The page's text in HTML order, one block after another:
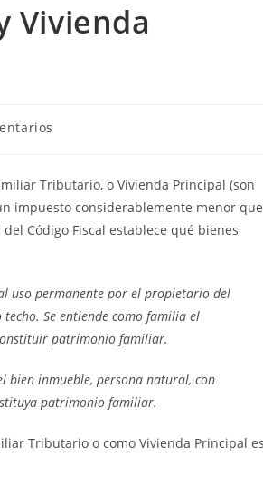
Vivienda
Tributario, o Vivienda Principal (son
impuesto considerablemente menor que
del Código Fiscal establece qué bienes
uso permanente por el propietario del
Se entiende como familia el
patrimonio familiar.
bien inmueble, persona natural, con
patrimonio familiar.
Tributario o como Vivienda Principal